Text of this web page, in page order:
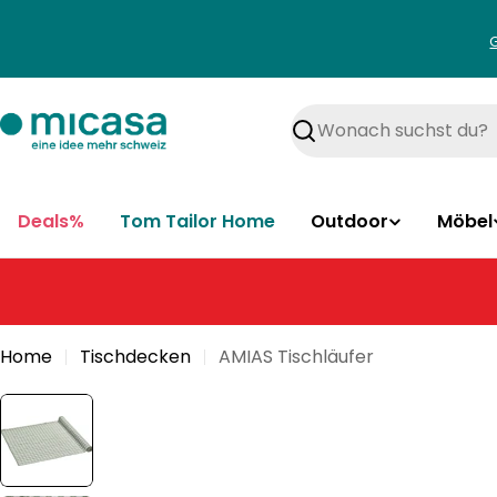
Suchen
Deals% Tom Tailor Home Outdoor Möbel
Home Tischdecken AMIAS Tischläufer